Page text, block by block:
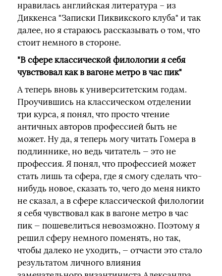
нравилась английская литература – из
Диккенса "Записки Пиквикского клуба" и так
далее, но я стараюсь рассказывать о том, что
стоит немного в стороне.
"В сфере классической филологии я себя
чувствовал как в вагоне метро в час пик"
А теперь вновь к университетским годам.
Проучившись на классическом отделении
три курса, я понял, что просто чтение
античных авторов профессией быть не
может. Ну да, я теперь могу читать Гомера в
подлиннике, но ведь читатель — это не
профессия. Я понял, что профессией может
стать лишь та сфера, где я смогу сделать что-
нибудь новое, сказать то, чего до меня никто
не сказал, а в сфере классической филологии
я себя чувствовал как в вагоне метро в час
пик — пошевелиться невозможно. Поэтому я
решил сферу немного поменять, но так,
чтобы далеко не уходить, — отчасти это стало
результатом личного влияния